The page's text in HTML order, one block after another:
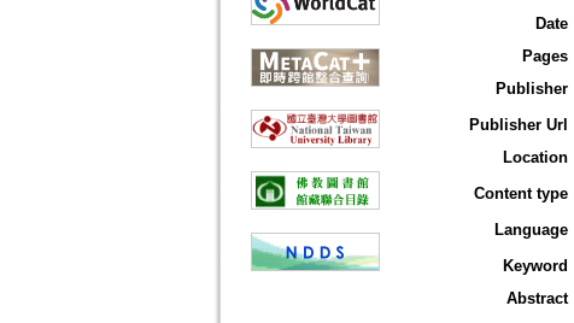
Date
Pages
Publisher
Publisher Url
Location
Content type
Language
Keyword
Abstract